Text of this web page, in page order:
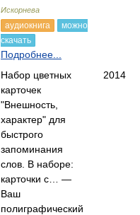
Искорнева
аудиокнига
можно
скачать
Подробнее...
Набор цветных
карточек
"Внешность,
характер" для
быстрого
запоминания
слов. В наборе:
карточки с… —
Ваш
полиграфический
2014